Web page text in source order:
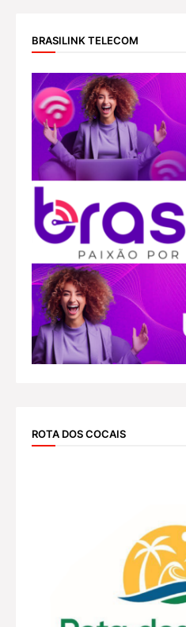
BRASILINK TELECOM
ROTA DOS COCAIS